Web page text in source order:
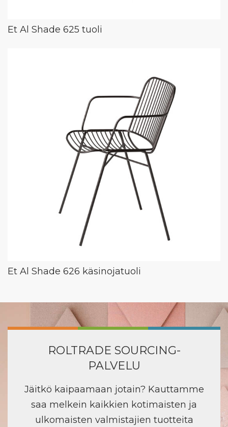
Et Al Shade 625 tuoli
Et Al Shade 626 käsinojatuoli
ROLTRADE SOURCING-
PALVELU
Jäitkö kaipaamaan jotain? Kauttamme
saa melkein kaikkien kotimaisten ja
ulkomaisten valmistajien tuotteita